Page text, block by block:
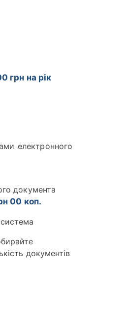
грн на рік
електронного
документа
00 коп.
документів